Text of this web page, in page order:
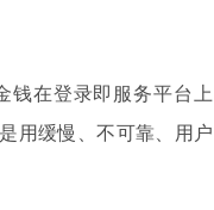
钱在登录即服务平台上
用缓慢、不可靠、用户